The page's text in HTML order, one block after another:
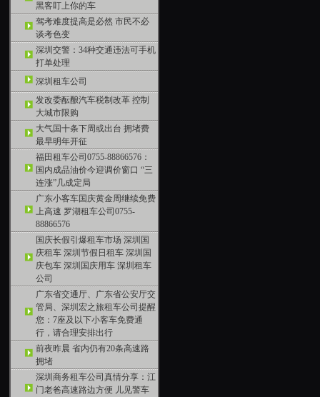
黑客盯上你的车
驾考难度提高是必然 市民不必
谈考色变
深圳交警：34种交通违法可手机
打单处理
深圳租车公司
发改委酝酿汽车税制改革 控制
大城市限购
大气国十条下周或出台 拥堵费
最早明年开征
福田租车公司0755-88866576：
国内成品油价今迎调价窗口 “三
连涨”几成定局
广东小客车国庆黄金周继续免费
上高速 罗湖租车公司0755-
88866576
国庆长假引爆租车市场 深圳国
庆租车 深圳节假日租车 深圳国
庆包车 深圳国庆用车 深圳租车
公司
广东省交通厅、广东省公安厅交
管局、深圳宏之旅租车公司提醒
您：7座及以下小客车免费通
行，请合理安排出行
前夜昨晨 省内仍有20条高速路
拥堵
深圳商务租车公司真情分享：江
门老爸高速路边方便 儿见警车